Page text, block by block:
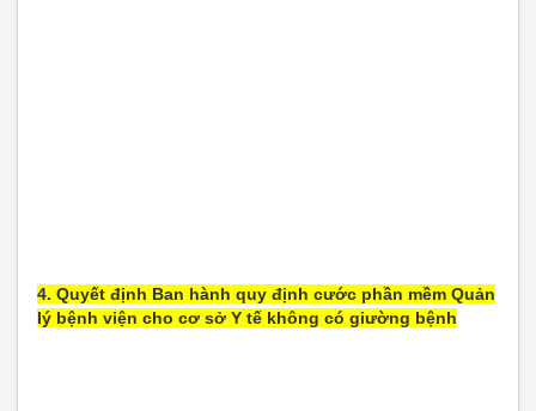
4. Quyết định Ban hành quy định cước phần mềm Quản
lý bệnh viện cho cơ sở Y tế không có giường bệnh